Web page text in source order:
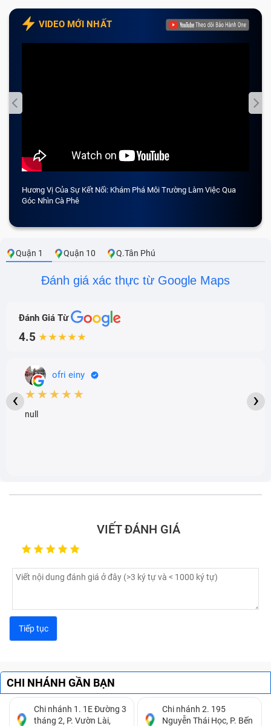
VIDEO MỚI NHẤT
Hương Vị Của Sự Kết Nối: Khám Phá Môi Trường Làm Việc Qua
Góc Nhìn Cà Phê
Quận 1 Quận 10 Q.Tân Phú
Đánh giá xác thực từ Google Maps
Đánh Giá Từ
4.5 ★★★★★
ofri einy
★★★★★
null
‹ ›
VIẾT ĐÁNH GIÁ
CHI NHÁNH GẦN BẠN
Chi nhánh 1. 1E Đường 3
tháng 2, P. Vườn Lài,
Chi nhánh 2. 195
Nguyễn Thái Học, P. Bến